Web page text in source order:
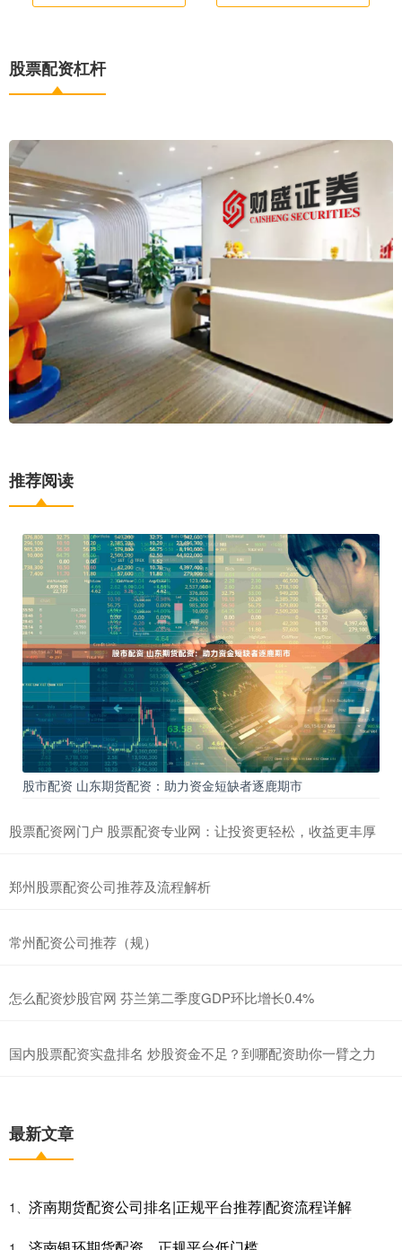
股票配资杠杆
推荐阅读
股市配资 山东期货配资：助力资金短缺者逐鹿期市
股票配资网门户 股票配资专业网：让投资更轻松，收益更丰厚
郑州股票配资公司推荐及流程解析
常州配资公司推荐（规）
怎么配资炒股官网 芬兰第二季度GDP环比增长0.4%
国内股票配资实盘排名 炒股资金不足？到哪配资助你一臂之力
最新文章
1、 济南期货配资公司排名|正规平台推荐|配资流程详解